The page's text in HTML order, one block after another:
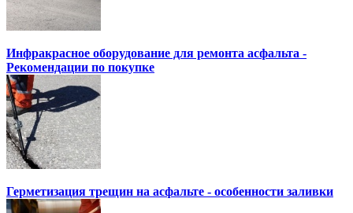
Инфракрасное оборудование для ремонта асфальта -
Рекомендации по покупке
Герметизация трещин на асфальте - особенности заливки